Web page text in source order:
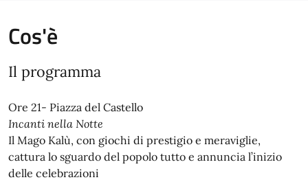
Cos'è
Il programma
Ore 21- Piazza del Castello
Incanti nella Notte
Il Mago Kalù, con giochi di prestigio e meraviglie,
cattura lo sguardo del popolo tutto e annuncia l’inizio
delle celebrazioni